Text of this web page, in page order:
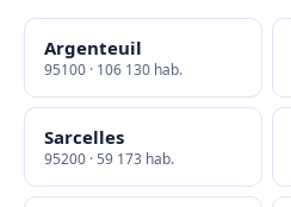
Argenteuil
95100 · 106 130 hab.
Sarcelles
95200 · 59 173 hab.